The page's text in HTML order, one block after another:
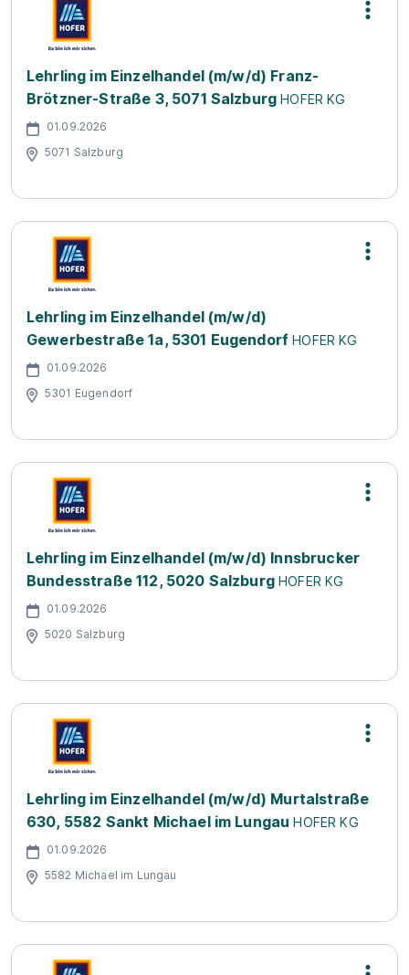
Lehrling im Einzelhandel (m/w/d) Franz-
Brötzner-Straße 3, 5071 Salzburg HOFER KG
01.09.2026
5071 Salzburg
Lehrling im Einzelhandel (m/w/d)
Gewerbestraße 1a, 5301 Eugendorf HOFER KG
01.09.2026
5301 Eugendorf
Lehrling im Einzelhandel (m/w/d) Innsbrucker
Bundesstraße 112, 5020 Salzburg HOFER KG
01.09.2026
5020 Salzburg
Lehrling im Einzelhandel (m/w/d) Murtalstraße
630, 5582 Sankt Michael im Lungau HOFER KG
01.09.2026
5582 Michael im Lungau